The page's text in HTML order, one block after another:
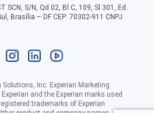
SCN, S/N, Qd 02, Bl C, 109, Sl 301, Ed.
Brasília – DF CEP: 70302-911 CNPJ
Inc. Experian Marketing
and the Experian marks used
trademarks of Experian